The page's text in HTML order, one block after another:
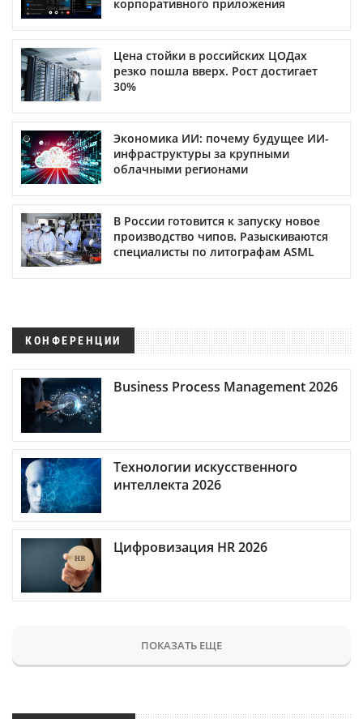
корпоративного приложения
Цена стойки в российских ЦОДах
резко пошла вверх. Рост достигает
30%
Экономика ИИ: почему будущее ИИ-
инфраструктуры за крупными
облачными регионами
В России готовится к запуску новое
производство чипов. Разыскиваются
специалисты по литографам ASML
КОНФЕРЕНЦИИ
Business Process Management 2026
Технологии искусственного
интеллекта 2026
Цифровизация HR 2026
ПОКАЗАТЬ ЕЩЕ